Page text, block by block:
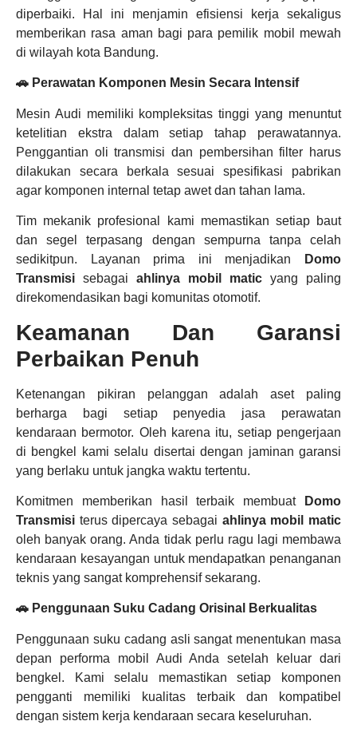
diperbaiki. Hal ini menjamin efisiensi kerja sekaligus
memberikan rasa aman bagi para pemilik mobil mewah
di wilayah kota Bandung.
🚗 Perawatan Komponen Mesin Secara Intensif
Mesin Audi memiliki kompleksitas tinggi yang menuntut
ketelitian ekstra dalam setiap tahap perawatannya.
Penggantian oli transmisi dan pembersihan filter harus
dilakukan secara berkala sesuai spesifikasi pabrikan
agar komponen internal tetap awet dan tahan lama.
Tim mekanik profesional kami memastikan setiap baut
dan segel terpasang dengan sempurna tanpa celah
sedikitpun. Layanan prima ini menjadikan
Domo
Transmisi sebagai ahlinya mobil matic yang paling
direkomendasikan bagi komunitas otomotif.
Keamanan Dan Garansi
Perbaikan Penuh
Ketenangan pikiran pelanggan adalah aset paling
berharga bagi setiap penyedia jasa perawatan
kendaraan bermotor. Oleh karena itu, setiap pengerjaan
di bengkel kami selalu disertai dengan jaminan garansi
yang berlaku untuk jangka waktu tertentu.
Komitmen memberikan hasil terbaik membuat
Domo
Transmisi terus dipercaya sebagai ahlinya mobil matic
oleh banyak orang. Anda tidak perlu ragu lagi membawa
kendaraan kesayangan untuk mendapatkan penanganan
teknis yang sangat komprehensif sekarang.
🚗 Penggunaan Suku Cadang Orisinal Berkualitas
Penggunaan suku cadang asli sangat menentukan masa
depan performa mobil Audi Anda setelah keluar dari
bengkel. Kami selalu memastikan setiap komponen
pengganti memiliki kualitas terbaik dan kompatibel
dengan sistem kerja kendaraan secara keseluruhan.